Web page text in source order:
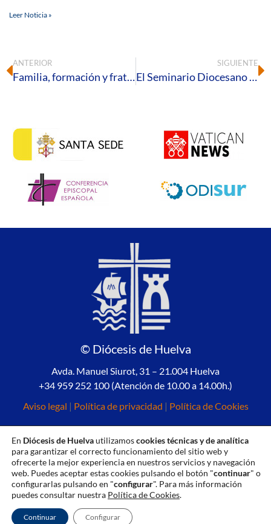
Leer Noticia »
ANTERIOR
Familia, formación y fraternidad: la Diócesis de Huelva en marcha
SIGUIENTE
El Seminario Diocesano acoge una jornada de formación sobre el “nuevo paradigma de la parroquia”
© Diócesis de Huelva
Avda. Manuel Siurot, 31 – 21.004 Huelva
+34 959 252 100 (Atención de 10.00 a 14.00h.)
Aviso legal | Política de privacidad | Política de Cookies
En Diócesis de Huelvautilizamoscookies técnicas y de analítica
para garantizar el correcto funcionamiento del sitio web y
ofrecerte la mejor experiencia en nuestros servicios y navegación
web. Puedes aceptar estas cookies pulsando el botón "continuar" o
configurarlas pulsando en "configurar". Para más información
puedes consultar nuestra Política de Cookies.
Continuar Configurar